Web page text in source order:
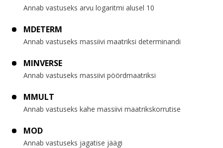
Annab vastuseks arvu logaritmi alusel 10
MDETERM
Annab vastuseks massiivi maatriksi determinandi
MINVERSE
Annab vastuseks massiivi pöördmaatriksi
MMULT
Annab vastuseks kahe massiivi maatrikskorrutise
MOD
Annab vastuseks jagatise jäägi